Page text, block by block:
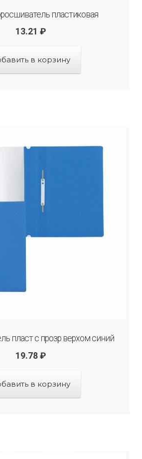
пластиковая
13.21 ₽
в корзину
пласт с прозр верхом синий
19.78 ₽
в корзину